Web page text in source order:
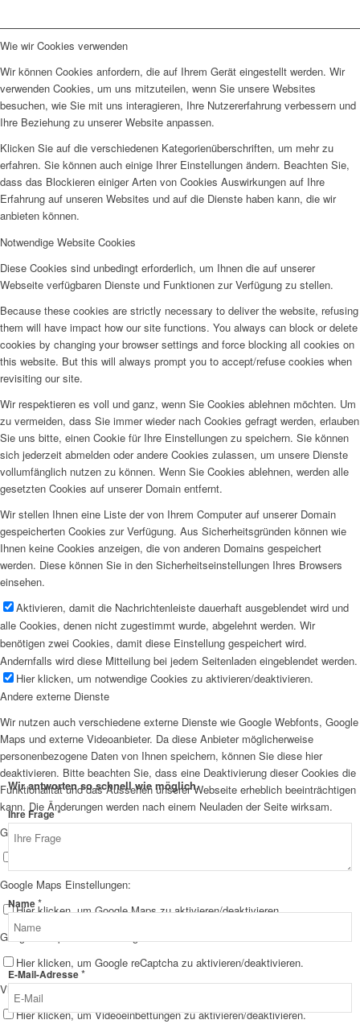
Wie wir Cookies verwenden
Wir können Cookies anfordern, die auf Ihrem Gerät eingestellt werden. Wir
verwenden Cookies, um uns mitzuteilen, wenn Sie unsere Websites
besuchen, wie Sie mit uns interagieren, Ihre Nutzererfahrung verbessern und
Ihre Beziehung zu unserer Website anpassen.
Klicken Sie auf die verschiedenen Kategorienüberschriften, um mehr zu
erfahren. Sie können auch einige Ihrer Einstellungen ändern. Beachten Sie,
dass das Blockieren einiger Arten von Cookies Auswirkungen auf Ihre
Erfahrung auf unseren Websites und auf die Dienste haben kann, die wir
anbieten können.
Notwendige Website Cookies
Diese Cookies sind unbedingt erforderlich, um Ihnen die auf unserer
Webseite verfügbaren Dienste und Funktionen zur Verfügung zu stellen.
Because these cookies are strictly necessary to deliver the website, refusing
them will have impact how our site functions. You always can block or delete
cookies by changing your browser settings and force blocking all cookies on
this website. But this will always prompt you to accept/refuse cookies when
revisiting our site.
Wir respektieren es voll und ganz, wenn Sie Cookies ablehnen möchten. Um
zu vermeiden, dass Sie immer wieder nach Cookies gefragt werden, erlauben
Sie uns bitte, einen Cookie für Ihre Einstellungen zu speichern. Sie können
sich jederzeit abmelden oder andere Cookies zulassen, um unsere Dienste
vollumfänglich nutzen zu können. Wenn Sie Cookies ablehnen, werden alle
gesetzten Cookies auf unserer Domain entfernt.
Wir stellen Ihnen eine Liste der von Ihrem Computer auf unserer Domain
gespeicherten Cookies zur Verfügung. Aus Sicherheitsgründen können wie
Ihnen keine Cookies anzeigen, die von anderen Domains gespeichert
werden. Diese können Sie in den Sicherheitseinstellungen Ihres Browsers
einsehen.
Aktivieren, damit die Nachrichtenleiste dauerhaft ausgeblendet wird und
alle Cookies, denen nicht zugestimmt wurde, abgelehnt werden. Wir
benötigen zwei Cookies, damit diese Einstellung gespeichert wird.
Andernfalls wird diese Mitteilung bei jedem Seitenladen eingeblendet werden.
Hier klicken, um notwendige Cookies zu aktivieren/deaktivieren.
Andere externe Dienste
Wir nutzen auch verschiedene externe Dienste wie Google Webfonts, Google
Maps und externe Videoanbieter. Da diese Anbieter möglicherweise
personenbezogene Daten von Ihnen speichern, können Sie diese hier
deaktivieren. Bitte beachten Sie, dass eine Deaktivierung dieser Cookies die
Funktionalität und das Aussehen unserer Webseite erheblich beeinträchtigen
kann. Die Änderungen werden nach einem Neuladen der Seite wirksam.
Google Webfont Einstellungen:
Google Maps Einstellungen:
Hier klicken, um Google Maps zu aktivieren/deaktivieren.
Google reCaptcha Einstellungen:
Hier klicken, um Google reCaptcha zu aktivieren/deaktivieren.
Vimeo und YouTube Einstellungen:
Hier klicken, um Videoeinbettungen zu aktivieren/deaktivieren.
Wir antworten so schnell wie möglich.
Datenschutz
E-
Adresse
Frage
Ihre Frage*
Name*
E-Mail-Adresse*